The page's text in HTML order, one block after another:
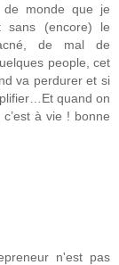
de monde que je
sans (encore) le
de mal de
people, cet
va perdurer et si
quand on
à vie ! bonne
n'est pas